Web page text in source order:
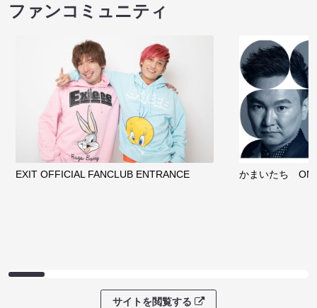
ファンコミュニティ
EXIT OFFICIAL FANCLUB ENTRANCE かまいたち
サイトを閲覧する